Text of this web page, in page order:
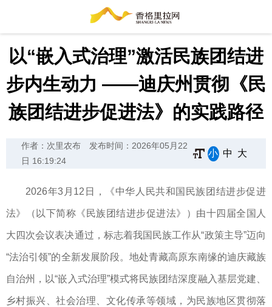
以“嵌入式治理”激活民族团结进
步内生动力 ——迪庆州贯彻《民
族团结进步促进法》的实践路径
作者：次里农布
发布时间：2026年05月22
日 16:19:24
小 中 大
2026年3月12日，《中华人民共和国民族团结进步促进
法》（以下简称《民族团结进步促进法》）由十四届全国人
大四次会议表决通过，标志着我国民族工作从“政策主导”迈向
“法治引领”的全新发展阶段。地处青藏高原东南缘的迪庆藏族
自治州，以“嵌入式治理”模式将民族团结深度融入基层党建、
乡村振兴、社会治理、文化传承等领域，为民族地区贯彻落